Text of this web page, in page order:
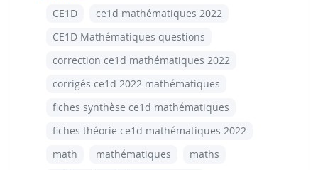
CE1D
ce1d mathématiques 2022
CE1D Mathématiques questions
correction ce1d mathématiques 2022
corrigés ce1d 2022 mathématiques
fiches synthèse ce1d mathématiques
fiches théorie ce1d mathématiques 2022
math
mathématiques
maths